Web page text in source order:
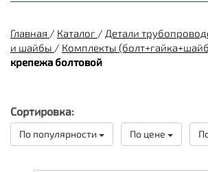
Главная / Каталог / Детали
и шайбы / Комплекты
крепежа болтовой
Сортировка:
По популярности По цене